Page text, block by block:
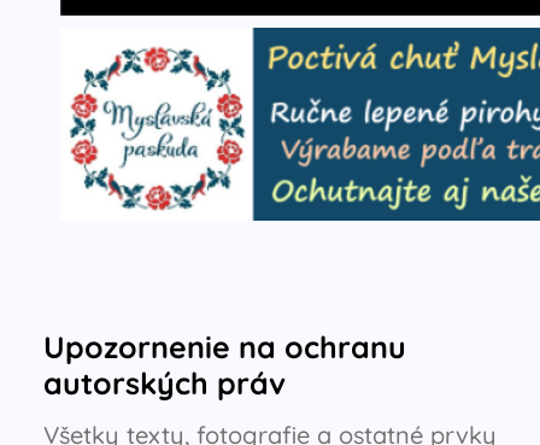
Upozornenie na ochranu
autorských práv
Všetky texty, fotografie a ostatné prvky